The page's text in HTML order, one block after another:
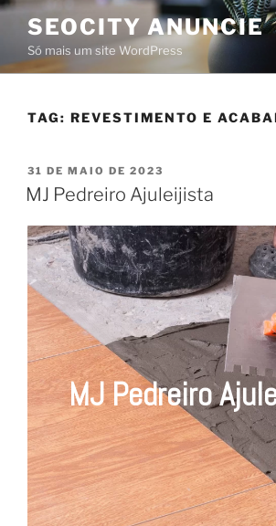
SEOCITY ANUNCIE
Só mais um site WordPress
TAG: REVESTIMENTO E
31 DE MAIO DE 2023
MJ Pedreiro Ajuleijista
MJ Pedreiro